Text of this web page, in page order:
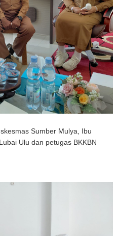
Sumber Mulya, Ibu
Ulu dan petugas BKKBN